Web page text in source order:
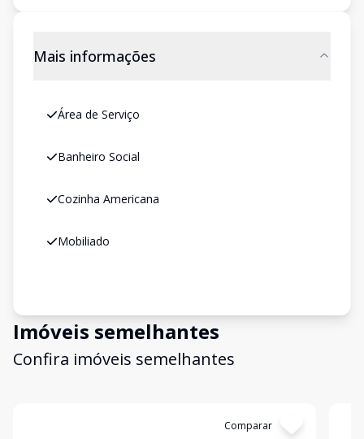
Mais informações
Área de Serviço
Banheiro Social
Cozinha Americana
Mobiliado
Imóveis semelhantes
Confira imóveis semelhantes
Comparar